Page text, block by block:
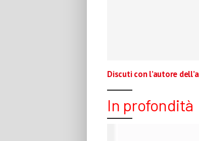
Discuti con l’autore
In profondità